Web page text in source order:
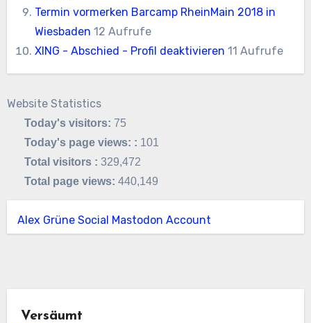
Termin vormerken Barcamp RheinMain 2018 in
Wiesbaden 12 Aufrufe
XING - Abschied - Profil deaktivieren 11 Aufrufe
Website Statistics
Today's visitors: 75
Today's page views: : 101
Total visitors :329,472
Total page views:440,149
Alex Grüne Social Mastodon Account
Versäumt